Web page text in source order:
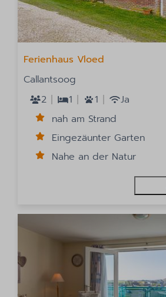
Ferienhaus Vloed
Callantsoog
2
1 1
Ja
nah am Strand
Eingezäunter Garten
Nahe an der Natur